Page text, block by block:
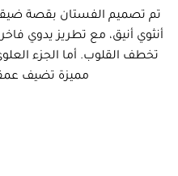
تم تصميم الفستان بقصة
أنثوي أنيق، مع تطريز يدوي
تخطف القلوب. أما الجزء
مميزة تضيف